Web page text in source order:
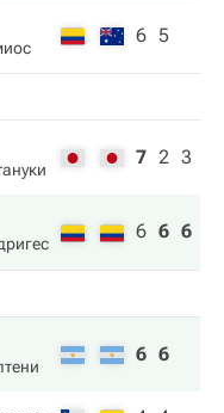
6 5
7 2 3
6 6 6
6 6